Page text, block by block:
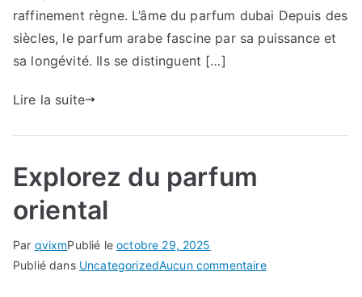
raffinement règne. L’âme du parfum dubai Depuis des
siècles, le parfum arabe fascine par sa puissance et
sa longévité. Ils se distinguent […]
Lire la suite
Explorez du parfum
oriental
Par qvixmPublié leoctobre 29, 2025
Publié dans UncategorizedAucun commentairesur